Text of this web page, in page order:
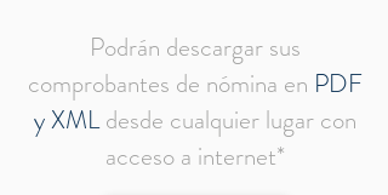
Podrán descargar sus
comprobantes de nómina en PDF
y XMLdesde cualquier lugar con
acceso a internet*